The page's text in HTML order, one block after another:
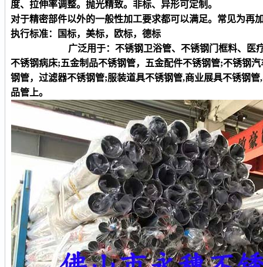
度、拉伸率调整。抛光精致。非标、异形可定制。
对于精密部件以外的一般性加工要求都可以满足。常见为再
执行标准：国标，美标，欧标，德标
广泛用于：不锈钢卫浴管、不锈钢门框料、医
不锈钢病床;五金制品不锈钢管，五金配件不锈钢管;不锈钢
钢管，过滤器不锈钢管;服装道具不锈钢管,商业展具不锈钢
品管上。